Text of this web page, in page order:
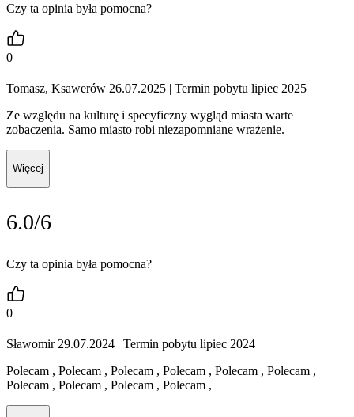
Czy ta opinia była pomocna?
0
Tomasz, Ksawerów 26.07.2025 | Termin pobytu lipiec 2025
Ze względu na kulturę i specyficzny wygląd miasta warte
zobaczenia. Samo miasto robi niezapomniane wrażenie.
Więcej
6.0/6
Czy ta opinia była pomocna?
0
Sławomir 29.07.2024 | Termin pobytu lipiec 2024
Polecam , Polecam , Polecam , Polecam , Polecam , Polecam ,
Polecam , Polecam , Polecam , Polecam ,